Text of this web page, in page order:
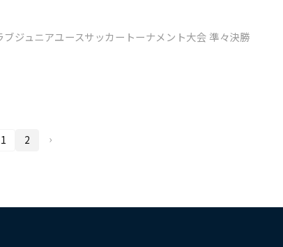
ジュニアユースサッカートーナメント大会 準々決勝
1 2 ›